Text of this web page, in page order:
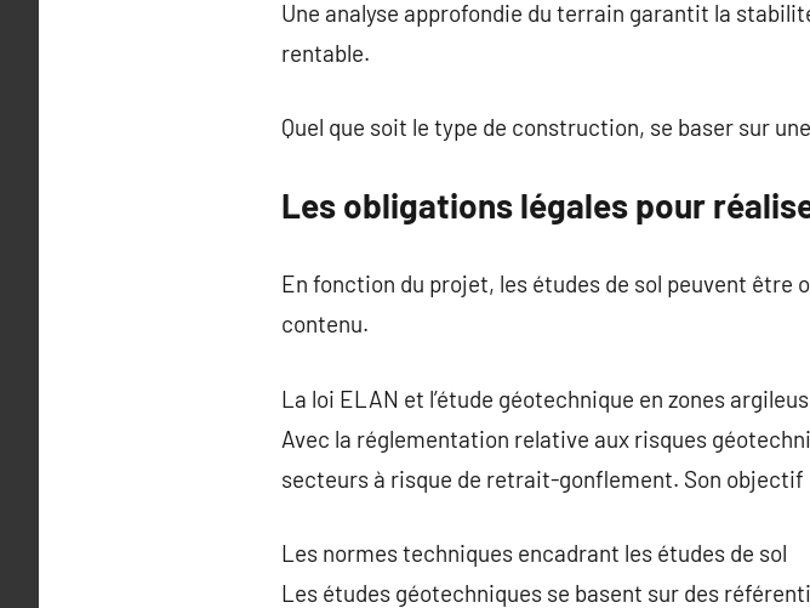
Une analyse approfondie du terrain garantit la
rentable.
Quel que soit le type de construction, se baser sur
Les obligations légales pour
En fonction du projet, les études de sol peuvent
contenu.
La loi ELAN et l’étude géotechnique en zones
Avec la réglementation relative aux risques
secteurs à risque de retrait-gonflement. Son
Les normes techniques encadrant les études de sol
Les études géotechniques se basent sur des